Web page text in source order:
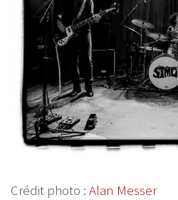
Crédit photo : Alan Messer